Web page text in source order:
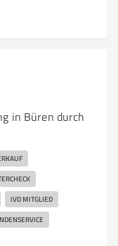
in Büren durch
IVD MITGLIED